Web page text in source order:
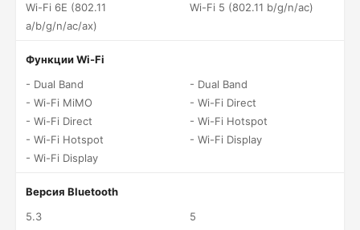
Wi-Fi 6E (802.11
a/b/g/n/ac/ax)
Wi-Fi 5 (802.11 b/g/n/ac)
Функции Wi-Fi
- Dual Band
- Wi-Fi MiMO
- Wi-Fi Direct
- Wi-Fi Hotspot
- Wi-Fi Display
- Dual Band
- Wi-Fi Direct
- Wi-Fi Hotspot
- Wi-Fi Display
Версия Bluetooth
5.3
5